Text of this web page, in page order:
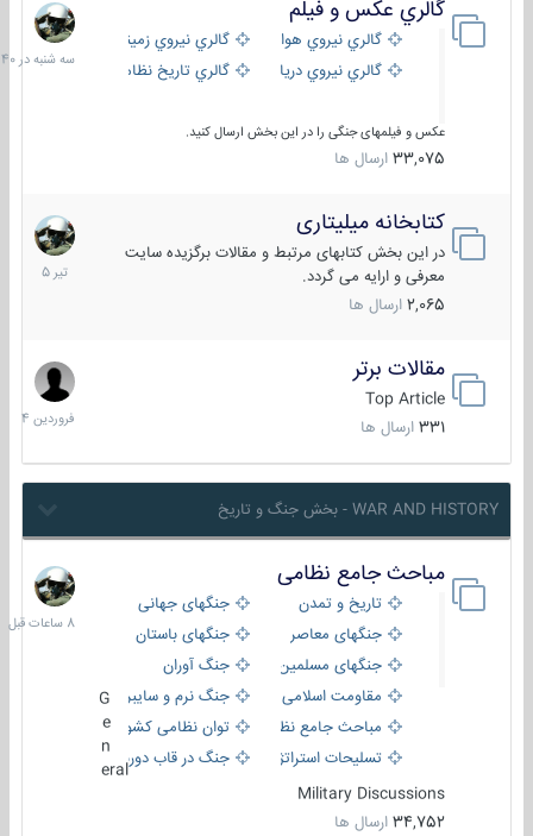
گالري عكس و فيلم
گالري نيروي هوايي
گالري نيروي زميني
گالري نيروي دريايي
گالري تاریخ نظامی
عکس و فیلمهای جنگی را در این بخش ارسال کنید.
33,075 ارسال ها
سه
شنبه
در
کتابخانه میلیتاری
در این بخش کتابهای مرتبط و مقالات برگزیده سایت
معرفی و ارایه می گردد.
2,065 ارسال ها
16
تیر
1405
مقالات برتر
Top Article
331 ارسال ها
29
فروردین
1404
WAR AND HISTORY - بخش جنگ و تاریخ
مباحث جامع نظامی
تاریخ و تمدن
جنگهای جهانی
جنگهای معاصر
جنگهای باستان
جنگهای مسلمین
جنگ آوران
مقاومت اسلامی
جنگ نرم و سایبری
مباحث جامع نظامی
توان نظامی کشورها
تسلیحات استراتژیک
جنگ در قاب دوربین
eral
Military Discussions
34,752 ارسال ها
8
ساعات
قبل